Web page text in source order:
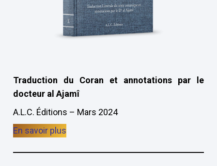
Traduction du Coran et annotations par le
docteur al Ajamî
A.L.C. Éditions – Mars 2024
En savoir plus